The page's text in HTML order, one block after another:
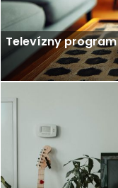
Televízny